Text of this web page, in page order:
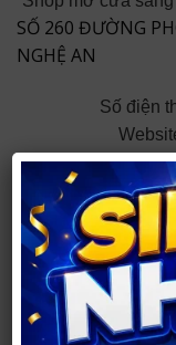
SỐ 260 ĐƯỜNG
NGHỆ AN
Số điện
Chú ý :Shop có
Tp Vinh với
Các tỉnh thành
Giao hàng nhanh
chọn.Kín
CHẤT